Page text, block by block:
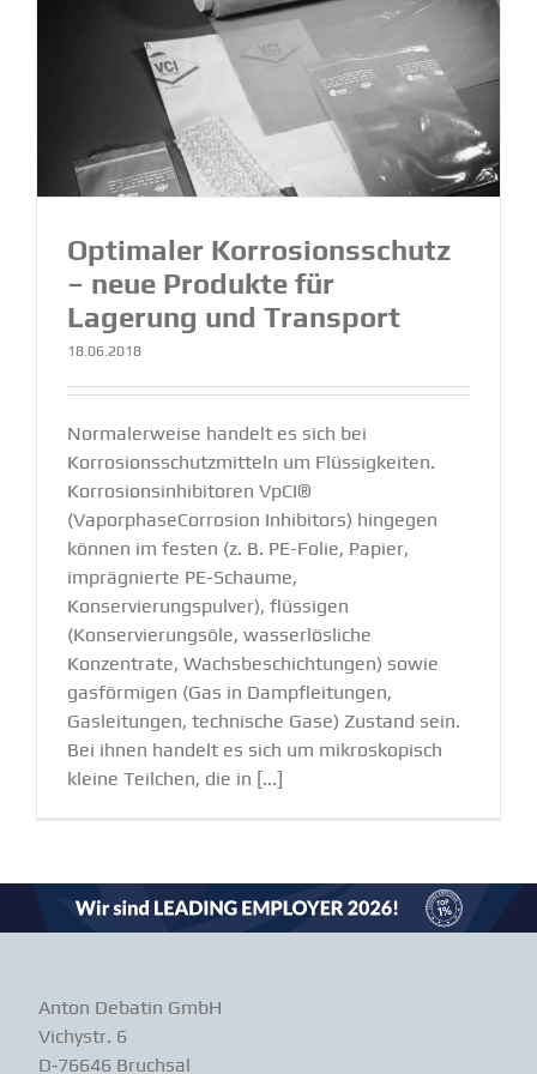
Optimaler Korro­si­ons­schutz
– neue Produkte für
Lagerung und Transport
18.06.2018
Normalerweise handelt es sich bei
Korrosionsschutzmitteln um Flüssigkeiten.
Korrosionsinhibitoren VpCI®
(VaporphaseCorrosion Inhibitors) hingegen
können im festen (z. B. PE-Folie, Papier,
imprägnierte PE-Schaume,
Konservierungspulver), flüssigen
(Konservierungsöle, wasserlösliche
Konzentrate, Wachsbeschichtungen) sowie
gasförmigen (Gas in Dampfleitungen,
Gasleitungen, technische Gase) Zustand sein.
Bei ihnen handelt es sich um mikroskopisch
kleine Teilchen, die in [...]
Anton Debatin GmbH
Vichystr. 6
D‑76646 Bruchsal